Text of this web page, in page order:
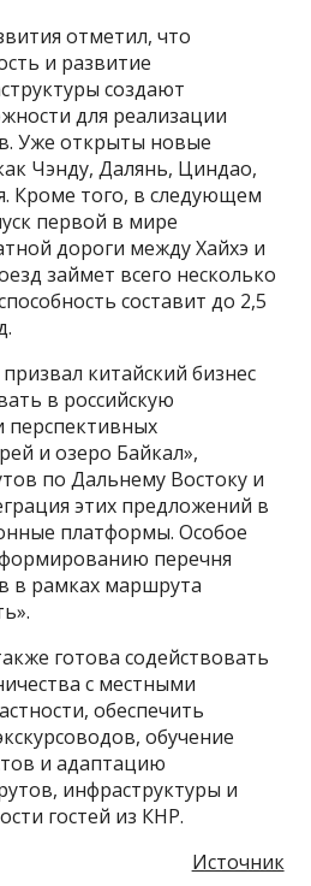
отметил, что
и развитие
создают
для реализации
Уже открыты новые
Чэнду, Далянь, Циндао,
Кроме того, в следующем
первой в мире
дороги между Хайхэ и
займет всего несколько
составит до 2,5
китайский бизнес
в российскую
перспективных
и озеро Байкал»,
по Дальнему Востоку и
этих предложений в
платформы. Особое
перечня
в рамках маршрута
готова содействовать
с местными
обеспечить
обучение
и адаптацию
инфраструктуры и
гостей из КНР.
Источник